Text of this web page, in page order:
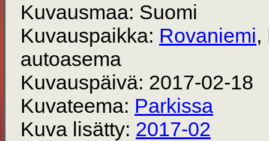
Kuvausmaa: Suomi
Kuvauspaikka: Rovaniemi,
autoasema
Kuvauspäivä: 2017-02-18
Kuvateema: Parkissa
Kuva lisätty: 2017-02